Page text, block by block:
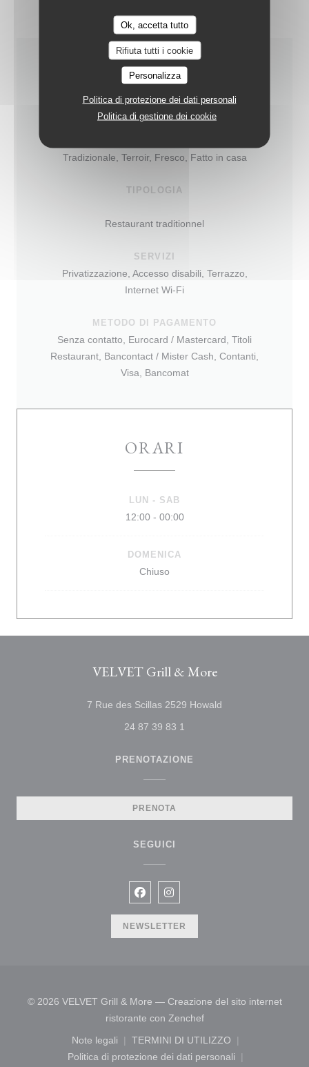
Ok, accetta tutto
Rifiuta tutti i cookie
Personalizza
Politica di protezione dei dati personali
Politica di gestione dei cookie
INFORMAZIONI
PRATICHE
Tradizionale, Terroir, Fresco, Fatto in casa
TIPOLOGIA
Restaurant traditionnel
SERVIZI
Privatizzazione, Accesso disabili, Terrazzo,
Internet Wi-Fi
METODO DI PAGAMENTO
Senza contatto, Eurocard / Mastercard, Titoli
Restaurant, Bancontact / Mister Cash, Contanti,
Visa, Bancomat
ORARI
LUN - SAB
12:00 - 00:00
DOMENICA
Chiuso
VELVET Grill & More
7 Rue des Scillas 2529 Howald
24 87 39 83 1
PRENOTAZIONE
PRENOTA
SEGUICI
Facebook ((apre una nuova
Instagram ((apre una nuova
NEWSLETTER
© 2026 VELVET Grill & More — Creazione del sito internet
ristorante con Zenchef((apre una nuova
Note legali
((apre una nuova finestra))
TERMINI DI UTILIZZO
((apre una nuova finestra))
Politica di protezione dei dati personali
((apre una nuova finestra))